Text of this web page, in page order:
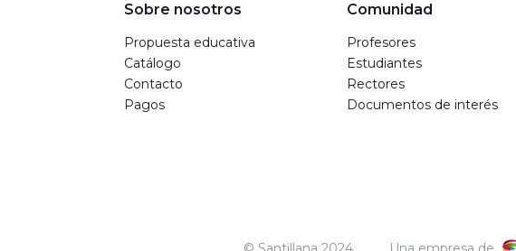
Sobre nosotros
Propuesta educativa
Catálogo
Contacto
Pagos
Comunidad
Profesores
Estudiantes
Rectores
Documentos de interés